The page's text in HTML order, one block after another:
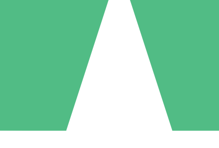
Individuelle Credit-Pakete
nach Bedarf mit Download-Credits. Keine monatliche Verpflichtung